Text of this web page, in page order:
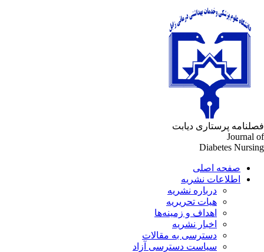
پرستاری دیابت
Journal
Diabetes
صفحه اصلی
اطلاعات نشریه
درباره نشریه
هیات تحریریه
اهداف و زمینه‌ها
اخبار نشریه
دسترسی به مقالات
سیاست دسترسی آزاد